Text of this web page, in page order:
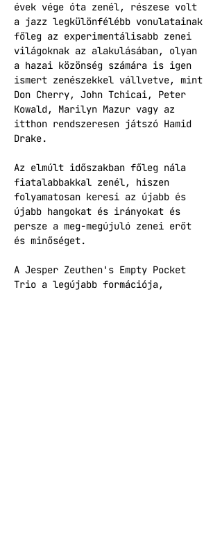
évek vége óta zenél, részese volt
a jazz legkülönfélébb vonulatainak
főleg az experimentálisabb zenei
világoknak az alakulásában, olyan
a hazai közönség számára is igen
ismert zenészekkel vállvetve, mint
Don Cherry, John Tchicai, Peter
Kowald, Marilyn Mazur vagy az
itthon rendszeresen játszó Hamid
Drake.
Az elmúlt időszakban főleg nála
fiatalabbakkal zenél, hiszen
folyamatosan keresi az újabb és
újabb hangokat és irányokat és
persze a meg-megújuló zenei erőt
és minőséget.
A Jesper Zeuthen's Empty Pocket
Trio a legújabb formációja,